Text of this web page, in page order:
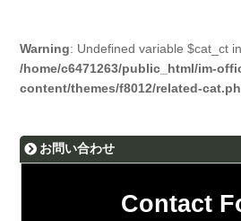
Warning: Undefined variable $cat_ct in
/home/c6471263/public_html/im-
content/themes/f8012/related-
お問い合わせ
Contact